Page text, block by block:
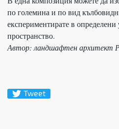
по големина и по вид
експериментирате в
пространство.
Автор: ландшафтен архитект
Tweet